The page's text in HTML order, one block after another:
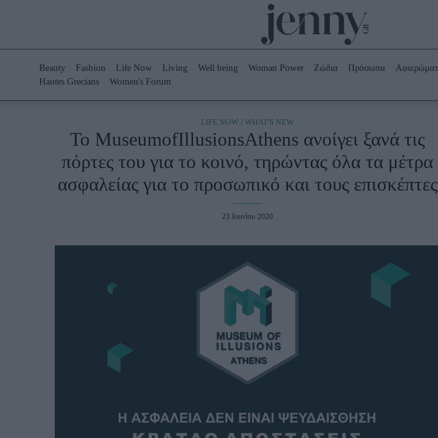
Styling Tips
Fashion News
Beauty -
Ομορφιά
Skincare
Μακιγιάζ
Woman Power
Working Girl
Πρόσωπα
Συνεντεύξεις
Success Stories
Ζώδια
Χωρίς Ταμπέλες
Beauty Fashion Life Now Living Well being Woman Power Ζώδια Πρόσωπα
Hautes Grecians
Women's Forum
LIFE NOW WHAT'S NEW
Το MuseumofIllusionsAthens ανοίγει ξανά τις
πόρτες του για το κοινό, τηρώντας όλα τα μέτρα
ασφαλείας για το προσωπικό και τους επισκέπτες
23 Ιουνίου 2020